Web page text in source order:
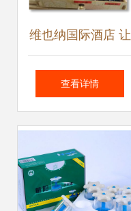
维也纳国际酒店 让
服务更有“温度”，
销售的经营新思路
查看详情